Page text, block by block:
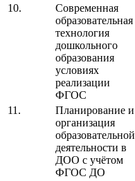
10.
Современная
образовательная
технология
дошкольного
образования
условиях
реализации
ФГОС
11.
Планирование и
организация
образовательной
деятельности в
ДОО с учётом
ФГОС ДО